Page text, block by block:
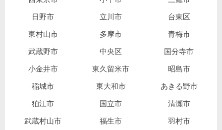
日野市 立川市 台東区
東村山市 多摩市 青梅市
武蔵野市 中央区 国分寺市
小金井市 東久留米市 昭島市
稲城市 東大和市 あきる野市
狛江市 国立市 清瀬市
武蔵村山市 福生市 羽村市